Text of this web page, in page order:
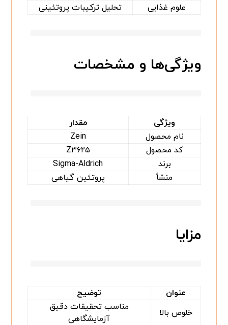
علوم غذایی
تحلیل ترکیبات پروتئینی
ویژگی‌ها و مشخصات
ویژگی
مقدار
نام محصول
Zein
کد محصول
Z۳۶۲۵
برند
Sigma-Aldrich
منشأ
پروتئین گیاهی
مزایا
عنوان
توضیح
خلوص بالا
مناسب تحقیقات دقیق
آزمایشگاهی